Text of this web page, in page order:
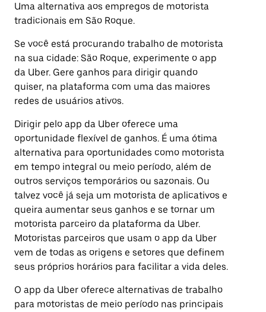
Uma alternativa aos empregos de motorista
tradicionais em São Roque.
Se você está procurando trabalho de motorista
na sua cidade: São Roque, experimente o app
da Uber. Gere ganhos para dirigir quando
quiser, na plataforma com uma das maiores
redes de usuários ativos.
Dirigir pelo app da Uber oferece uma
oportunidade flexível de ganhos. É uma ótima
alternativa para oportunidades como motorista
em tempo integral ou meio período, além de
outros serviços temporários ou sazonais. Ou
talvez você já seja um motorista de aplicativos e
queira aumentar seus ganhos e se tornar um
motorista parceiro da plataforma da Uber.
Motoristas parceiros que usam o app da Uber
vem de todas as origens e setores que definem
seus próprios horários para facilitar a vida deles.
O app da Uber oferece alternativas de trabalho
para motoristas de meio período nas principais